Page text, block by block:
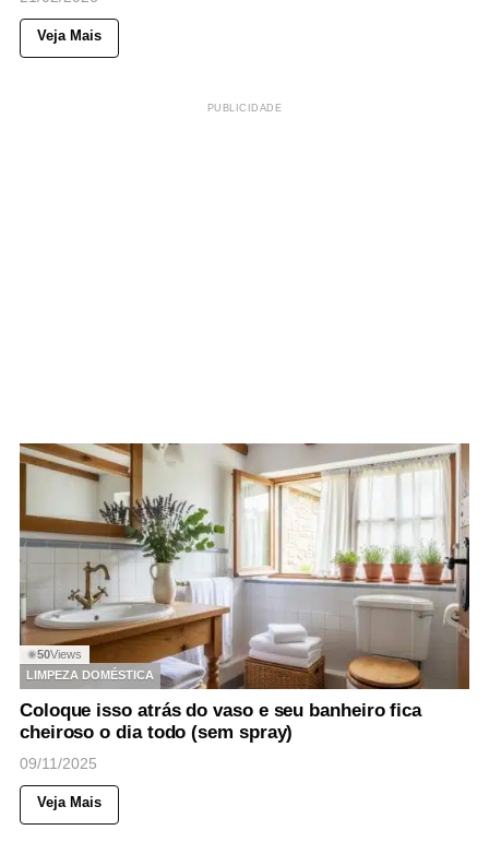
Veja Mais
PUBLICIDADE
◉50Views
LIMPEZA DOMÉSTICA
Coloque isso atrás do vaso e seu banheiro fica
cheiroso o dia todo (sem spray)
09/11/2025
Veja Mais